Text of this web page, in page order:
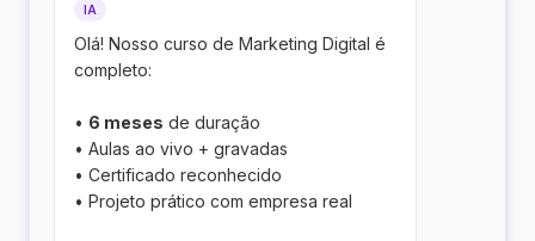
IA
Olá! Nosso curso de Marketing Digital é
completo:
• 6 meses de duração
• Aulas ao vivo + gravadas
• Certificado reconhecido
• Projeto prático com empresa real